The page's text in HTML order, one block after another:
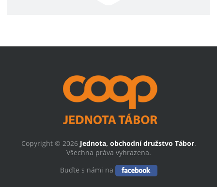
Copyright © 2026 Jednota, obchodní družstvo Tábor.
Všechna práva vyhrazena.
Buďte s námi na